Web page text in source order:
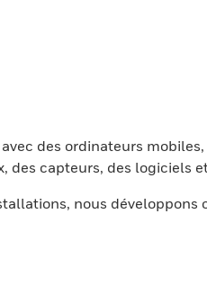
des ordinateurs mobiles,
capteurs, des logiciels
nous